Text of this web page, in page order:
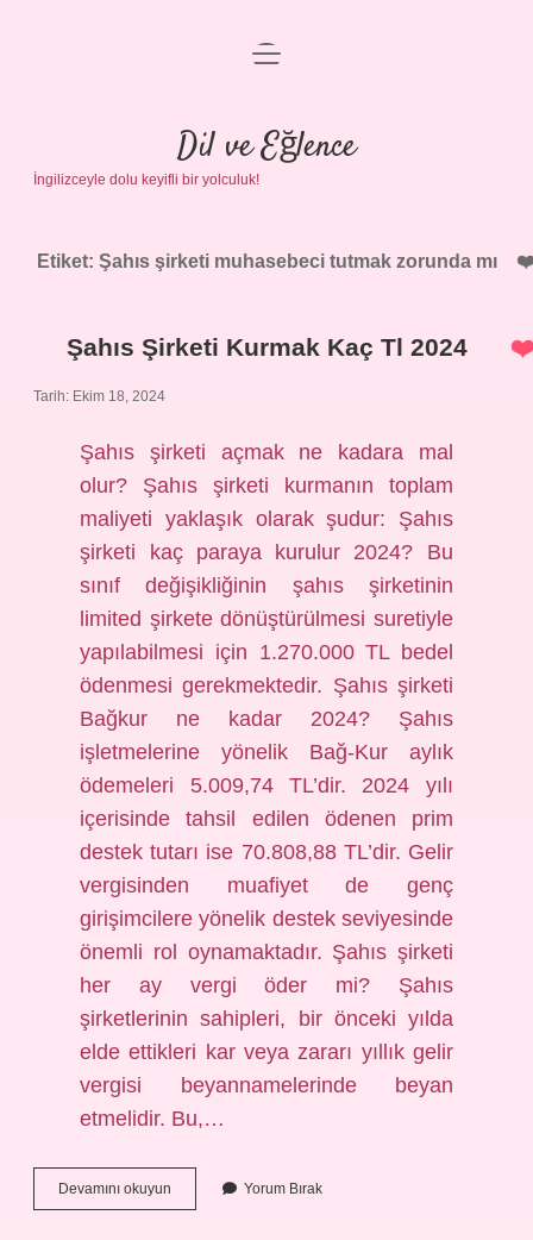
Anasayfa
Gizlilik Politikası
Yasal Uyarı
menüyü
Dil ve Eğlence
İngilizceyle dolu keyifli bir yolculuk!
Etiket: Şahıs şirketi muhasebeci tutmak zorunda mı
Şahıs Şirketi Kurmak Kaç Tl 2024
Tarih: Ekim 18, 2024
Şahıs şirketi açmak ne kadara mal
olur? Şahıs şirketi kurmanın toplam
maliyeti yaklaşık olarak şudur: Şahıs
şirketi kaç paraya kurulur 2024? Bu
sınıf değişikliğinin şahıs şirketinin
limited şirkete dönüştürülmesi suretiyle
yapılabilmesi için 1.270.000 TL bedel
ödenmesi gerekmektedir. Şahıs şirketi
Bağkur ne kadar 2024? Şahıs
işletmelerine yönelik Bağ-Kur aylık
ödemeleri 5.009,74 TL’dir. 2024 yılı
içerisinde tahsil edilen ödenen prim
destek tutarı ise 70.808,88 TL’dir. Gelir
vergisinden muafiyet de genç
girişimcilere yönelik destek seviyesinde
önemli rol oynamaktadır. Şahıs şirketi
her ay vergi öder mi? Şahıs
şirketlerinin sahipleri, bir önceki yılda
elde ettikleri kar veya zararı yıllık gelir
vergisi beyannamelerinde beyan
etmelidir. Bu,…
Devamını okuyun
Şirketi
Yorum Bırak